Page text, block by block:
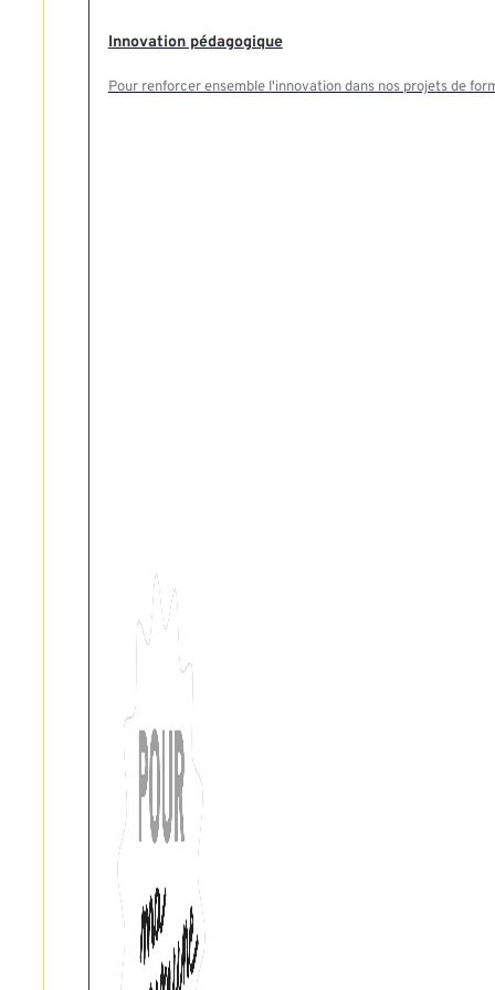
Innovation pédagogique
Pour renforcer ensemble l'innovation dans nos projets de